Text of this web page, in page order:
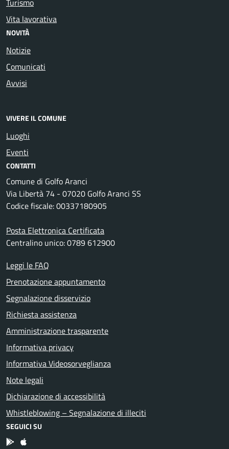
Vita lavorativa
NOVITÀ
Notizie
Comunicati
Avvisi
VIVERE IL COMUNE
Luoghi
Eventi
CONTATTI
Comune di Golfo Aranci
Via Libertà 74 - 07020 Golfo Aranci SS
Codice fiscale: 00337180905
Posta Elettronica Certificata
Centralino unico: 0789 612900
Leggi le FAQ
Prenotazione appuntamento
Segnalazione disservizio
Richiesta assistenza
Amministrazione trasparente
Informativa privacy
Informativa Videosorveglianza
Note legali
Dichiarazione di accessibilità
Whistleblowing – Segnalazione di illeciti
SEGUICI SU
App Android
App IOS